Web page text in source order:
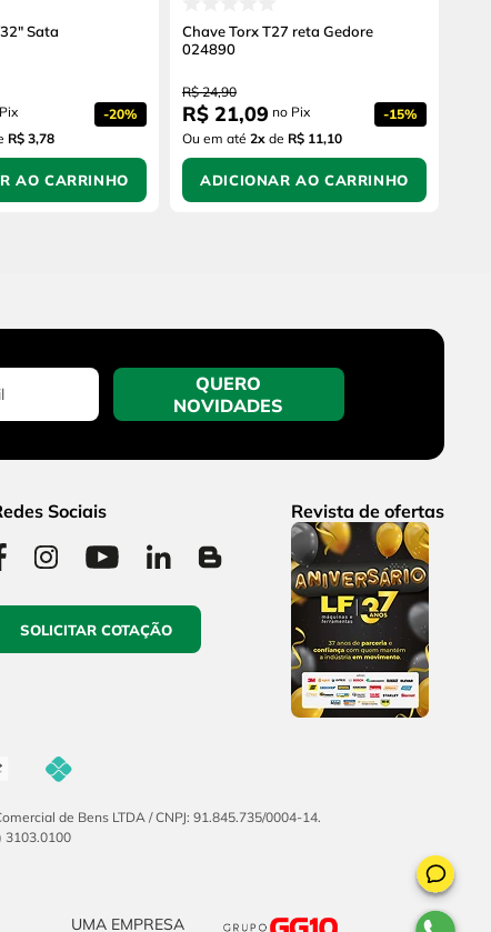
Sata
-20%
R$ 3,78
AO CARRINHO
Chave Torx T27 reta Gedore
024890
R$ 24,90
R$ 21,09 no Pix -15%
Ou em até 2x de R$ 11,10
ADICIONAR AO CARRINHO
QUERO
NOVIDADES
Sociais
SOLICITAR COTAÇÃO
Revista de ofertas
de Bens LTDA / CNPJ: 91.845.735/0004-14.
3103.0100
UMA EMPRESA